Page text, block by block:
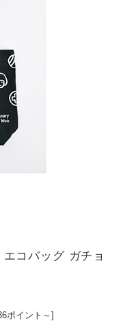
コバッグ ガチョ
ポイント～]